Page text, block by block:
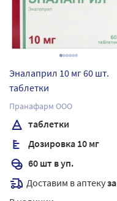
Эналаприл 10 мг 60 шт.
таблетки
Пранафарм ООО
таблетки
Дозировка 10 мг
60 шт в уп.
Доставим в аптекузавтра